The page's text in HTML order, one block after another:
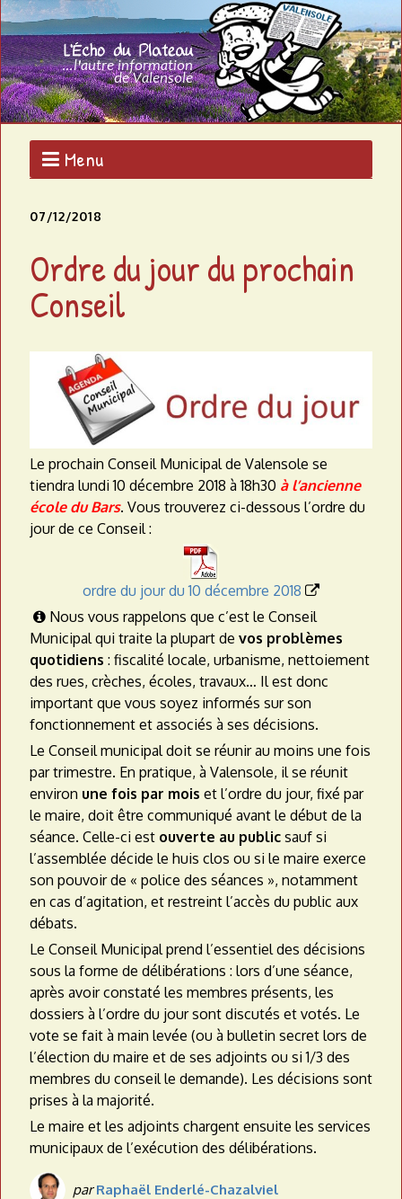
Aller
au
contenu
principal
L
'
É
c
h
d
u
p
t
e
a
L'AUTRE
INFORMATION
DE
VALENSOLE
Menu
07/12/2018
Ordre du jour du prochain
Conseil
Le prochain Conseil Municipal de Valensole se
tiendra lundi 10 décembre 2018 à 18h30 à l’ancienne
école du Bars. Vous trouverez ci-dessous l’ordre du
jour de ce Conseil :
ordre du jour du 10 décembre 2018 
 Nous vous rappelons que c’est le Conseil
Municipal qui traite la plupart de vos problèmes
quotidiens : fiscalité locale, urbanisme, nettoiement
des rues, crèches, écoles, travaux… Il est donc
important que vous soyez informés sur son
fonctionnement et associés à ses décisions.
Le Conseil municipal doit se réunir au moins une fois
par trimestre. En pratique, à Valensole, il se réunit
environ une fois par mois et l’ordre du jour, fixé par
le maire, doit être communiqué avant le début de la
séance. Celle-ci est ouverte au public sauf si
l’assemblée décide le huis clos ou si le maire exerce
son pouvoir de « police des séances », notamment
en cas d’agitation, et restreint l’accès du public aux
débats.
Le Conseil Municipal prend l’essentiel des décisions
sous la forme de délibérations : lors d’une séance,
après avoir constaté les membres présents, les
dossiers à l’ordre du jour sont discutés et votés. Le
vote se fait à main levée (ou à bulletin secret lors de
l’élection du maire et de ses adjoints ou si 1/3 des
membres du conseil le demande). Les décisions sont
prises à la majorité.
Le maire et les adjoints chargent ensuite les services
municipaux de l’exécution des délibérations.
parRaphaël Enderlé-Chazalviel